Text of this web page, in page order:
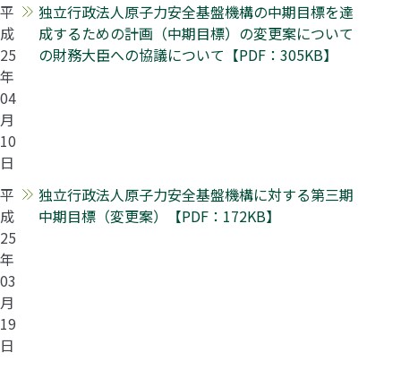
平
成
25
年
04
月
10
日
独立行政法人原子力安全基盤機構の中期目標を達
成するための計画（中期目標）の変更案について
の財務大臣への協議について【PDF：305KB】
平
成
25
年
03
月
19
日
独立行政法人原子力安全基盤機構に対する第三期
中期目標（変更案）【PDF：172KB】